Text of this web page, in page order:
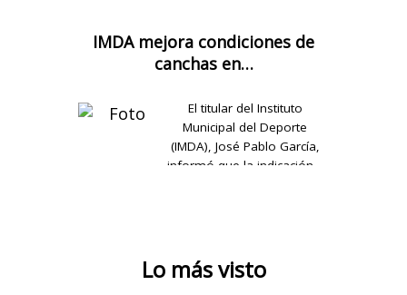
IMDA mejora condiciones de
canchas en…
El titular del Instituto
Municipal del Deporte
(IMDA), José Pablo García,
informó que la indicación…
Lo más visto